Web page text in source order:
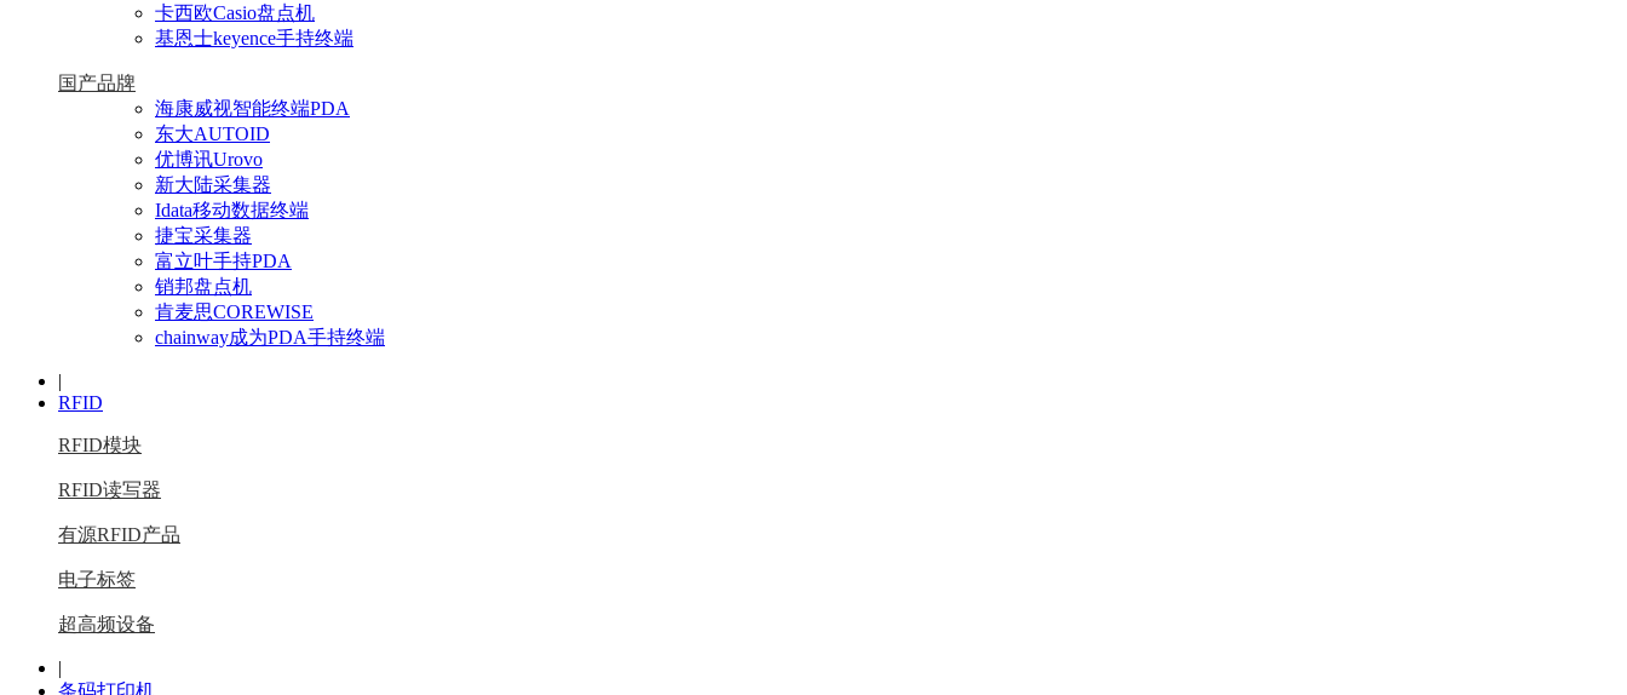
卡西欧Casio盘点机
基恩士keyence手持终端
国产品牌
海康威视智能终端PDA
东大AUTOID
优博讯Urovo
新大陆采集器
Idata移动数据终端
捷宝采集器
富立叶手持PDA
销邦盘点机
肯麦思COREWISE
chainway成为PDA手持终端
|
RFID
RFID模块
RFID读写器
有源RFID产品
电子标签
超高频设备
|
条码打印机